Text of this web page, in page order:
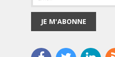
JE M'ABONNE